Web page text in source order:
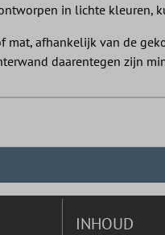
in lichte kleuren,
afhankelijk van de
daarentegen zijn
INHOUD